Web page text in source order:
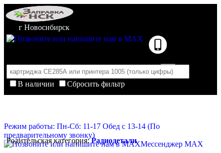
г Новосибирск
В наличии
Сбросить фильтр
Корзина пуста
Режим работы: Пн-Сб: 11-17 Обед с 13-14 (По
предварительному звонку)
Мессенджер MAX
Родительская категория:Радиодетали